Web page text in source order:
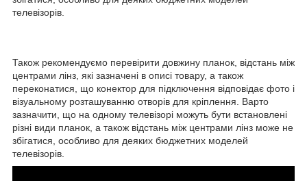
телевізорів.
Також рекомендуємо перевірити довжину планок, відстань між
центрами лінз, які зазначені в описі товару, а також
переконатися, що конектор для підключення відповідає фото і
візуальному розташуванню отворів для кріплення. Варто
зазначити, що на одному телевізорі можуть бути встановлені
різні види планок, а також відстань між центрами лінз може не
збігатися, особливо для деяких бюджетних моделей
телевізорів.